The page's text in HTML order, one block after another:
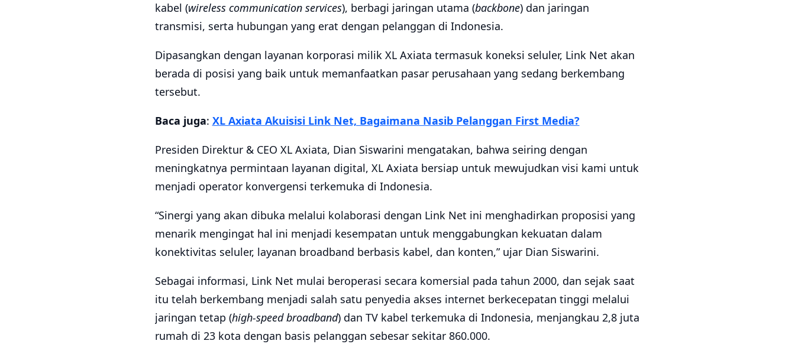
kabel (wireless communication services), berbagi jaringan utama (backbone) dan jaringan
transmisi, serta hubungan yang erat dengan pelanggan di Indonesia.
Dipasangkan dengan layanan korporasi milik XL Axiata termasuk koneksi seluler, Link Net akan
berada di posisi yang baik untuk memanfaatkan pasar perusahaan yang sedang berkembang
tersebut.
Baca juga: XL Axiata Akuisisi Link Net, Bagaimana Nasib Pelanggan First Media?
Presiden Direktur & CEO XL Axiata, Dian Siswarini mengatakan, bahwa seiring dengan
meningkatnya permintaan layanan digital, XL Axiata bersiap untuk mewujudkan visi kami untuk
menjadi operator konvergensi terkemuka di Indonesia.
“Sinergi yang akan dibuka melalui kolaborasi dengan Link Net ini menghadirkan proposisi yang
menarik mengingat hal ini menjadi kesempatan untuk menggabungkan kekuatan dalam
konektivitas seluler, layanan broadband berbasis kabel, dan konten,” ujar Dian Siswarini.
Sebagai informasi, Link Net mulai beroperasi secara komersial pada tahun 2000, dan sejak saat
itu telah berkembang menjadi salah satu penyedia akses internet berkecepatan tinggi melalui
jaringan tetap (high-speed broadband) dan TV kabel terkemuka di Indonesia, menjangkau 2,8 juta
rumah di 23 kota dengan basis pelanggan sebesar sekitar 860.000.